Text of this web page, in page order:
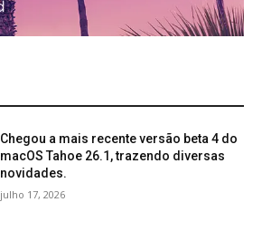
Chegou a mais recente versão beta 4 do
macOS Tahoe 26.1, trazendo diversas
novidades.
julho 17, 2026